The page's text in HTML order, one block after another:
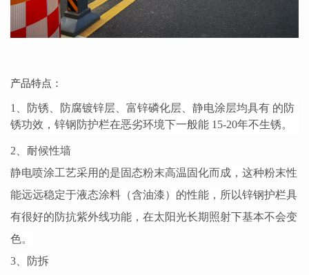
产品特点：
1、防锈、防腐镀锌层、富锌磷化层、静电涂层均具有 的防
锈功效，锌钢防护栏在恶劣环境下一般能 15-20年不生锈。
2、耐候性墙
静电喷涂工艺采用的是固态粉末高温固化而成，这种粉末性
能远远稳定于液态涂料（含油漆）的性能，所以锌钢护栏具
有很好的防抗紫外线功能，在太阳光长期照射下基本不会变
色。
3、防拆